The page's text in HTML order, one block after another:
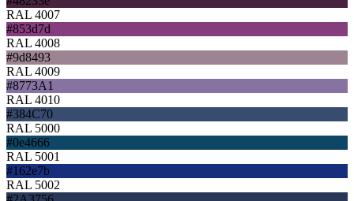
RAL 4007
#853d7d
RAL 4008
#9d8493
RAL 4009
#8773A1
RAL 4010
#384C70
RAL 5000
#0e4666
RAL 5001
#162e7b
RAL 5002